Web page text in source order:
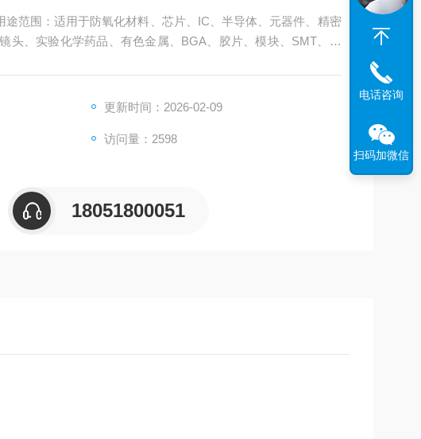
途范围：适用于防氧化材料、芯片、IC、半导体、元器件、精密
头、实验化学药品、有色金属、BGA、胶片、模块、SMT、贴
更新时间：2026-02-09
访问量：2598
18051800051
电话咨询
扫码加微信